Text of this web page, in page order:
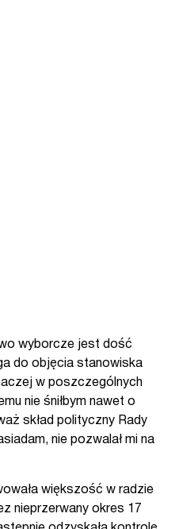
wyborcze jest dość
do objęcia stanowiska
w poszczególnych
nie śniłbym nawet o
skład polityczny Rady
nie pozwalał mi na
większość w radzie
nieprzerwany okres 17